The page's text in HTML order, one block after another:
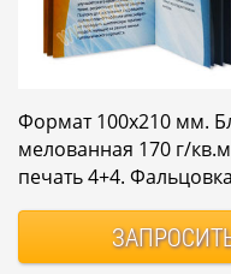
Формат 100х210 мм.
мелованная 170 г/
печать 4+4.